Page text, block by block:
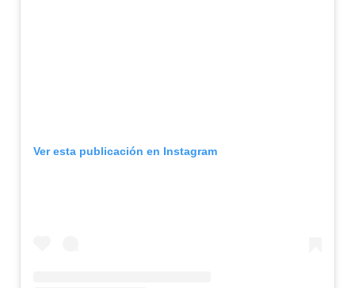
Ver esta publicación en Instagram